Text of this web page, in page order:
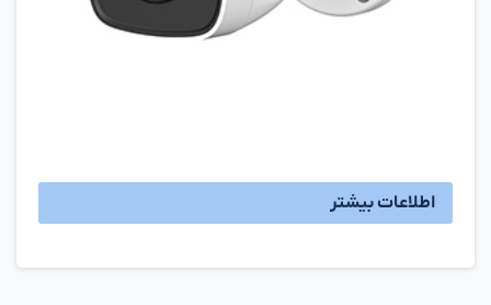
اطلاعات بیشتر